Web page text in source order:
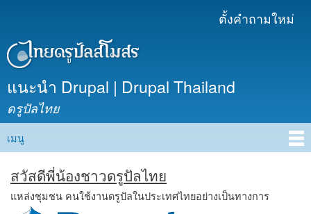
เนื้อหา
ตั้งคำถามใหม่
แนะนำ Drupal | Drupal Thailand
ดรูปัลไทย
Main menu
เมนู
สวัสดีพี่น้องชาวดรูปัลไทย
แหล่งชุมชน คนใช้งานดรูปัลในประเทศไทยอย่างเป็นทางการ